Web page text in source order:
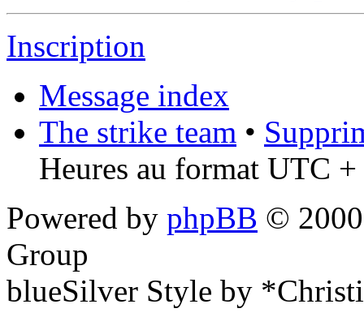
Inscription
Message index
The strike team •
Heures au format UTC
Powered by phpBB ©
Group
blueSilver Style by